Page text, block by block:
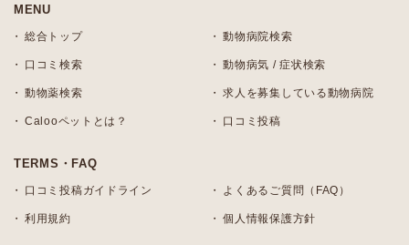
MENU
総合トップ 動物病院検索
口コミ検索 動物病気 / 症状検索
動物薬検索 求人を募集している動物病院
Calooペットとは？ 口コミ投稿
TERMS・FAQ
口コミ投稿ガイドライン よくあるご質問（FAQ）
利用規約 個人情報保護方針